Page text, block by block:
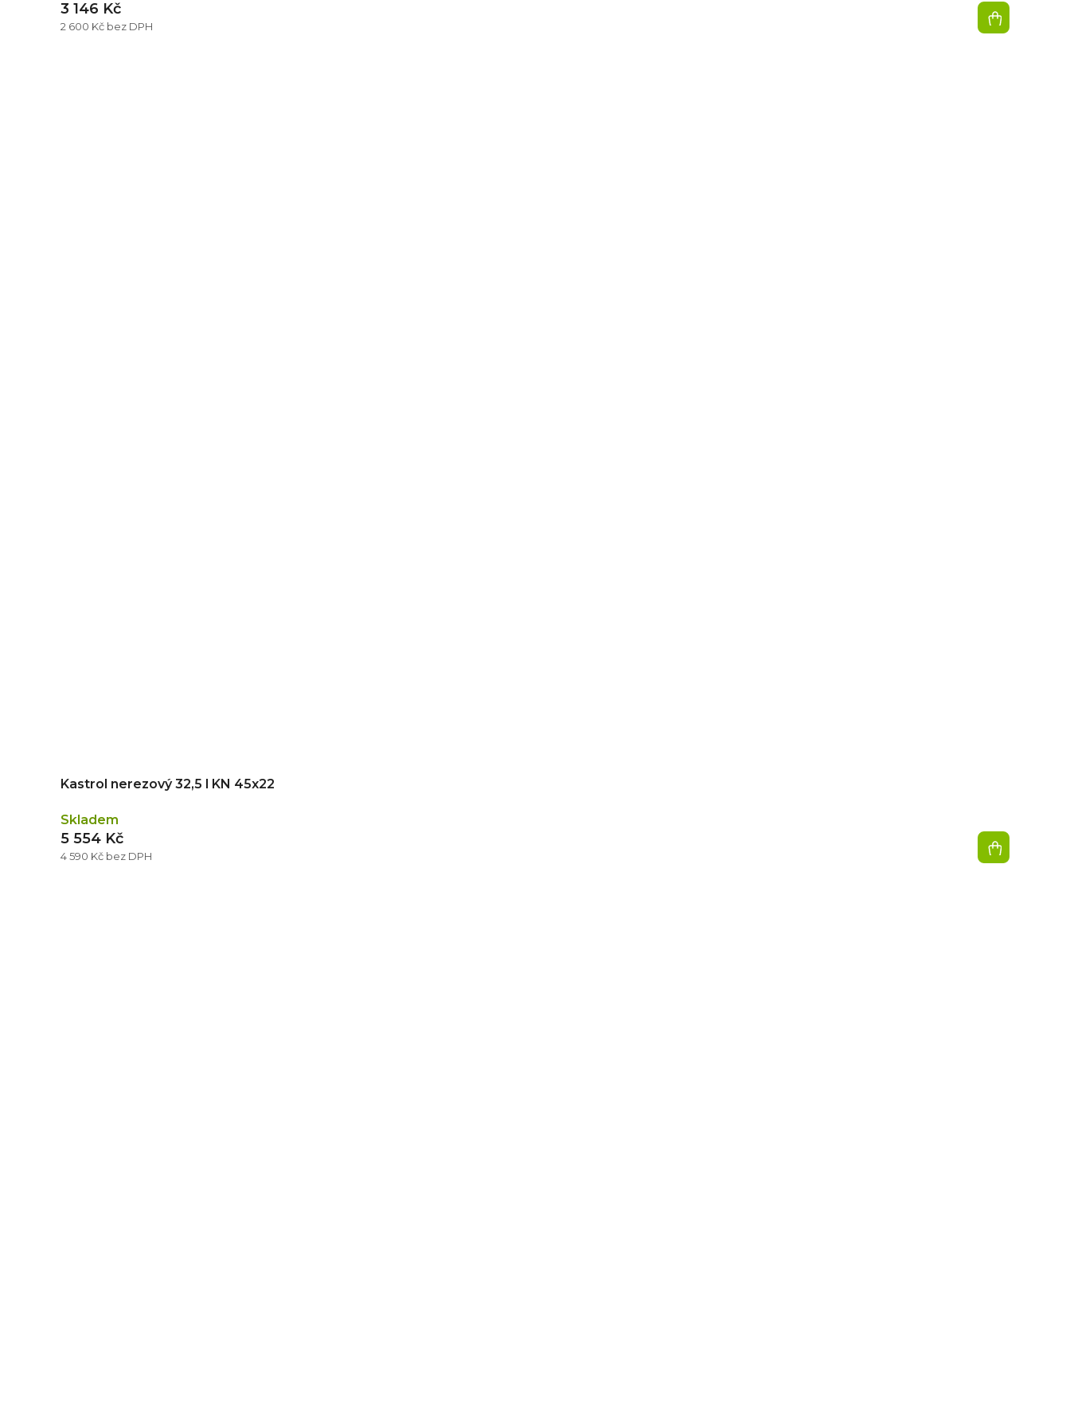
2 600 Kč bez DPH
3 146 Kč
Kastrol nerezový 32,5 l KN 45x22
Skladem
4 590 Kč bez DPH
5 554 Kč